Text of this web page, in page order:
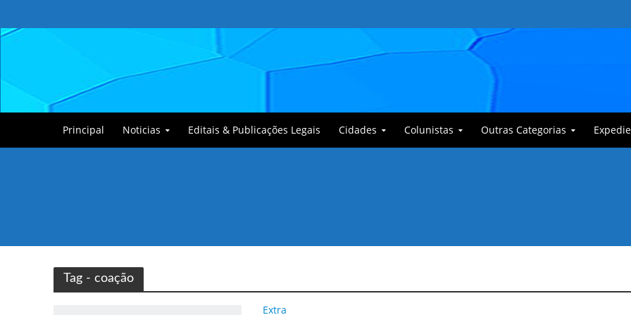
Principal Noticias Editais & Publicações Legais Cidades Colunistas Outras Categorias
Tag - coação
Extra